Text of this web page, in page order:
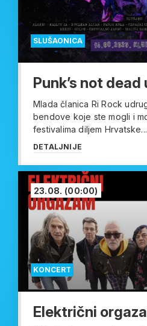
SLUŠAONICA
Punk’s not dead
Mlada članica Ri Rock
bendove koje ste mogli i
festivalima diljem Hrvatske...
DETALJNIJE
KONCERT
23.08. (00:00)
Električni